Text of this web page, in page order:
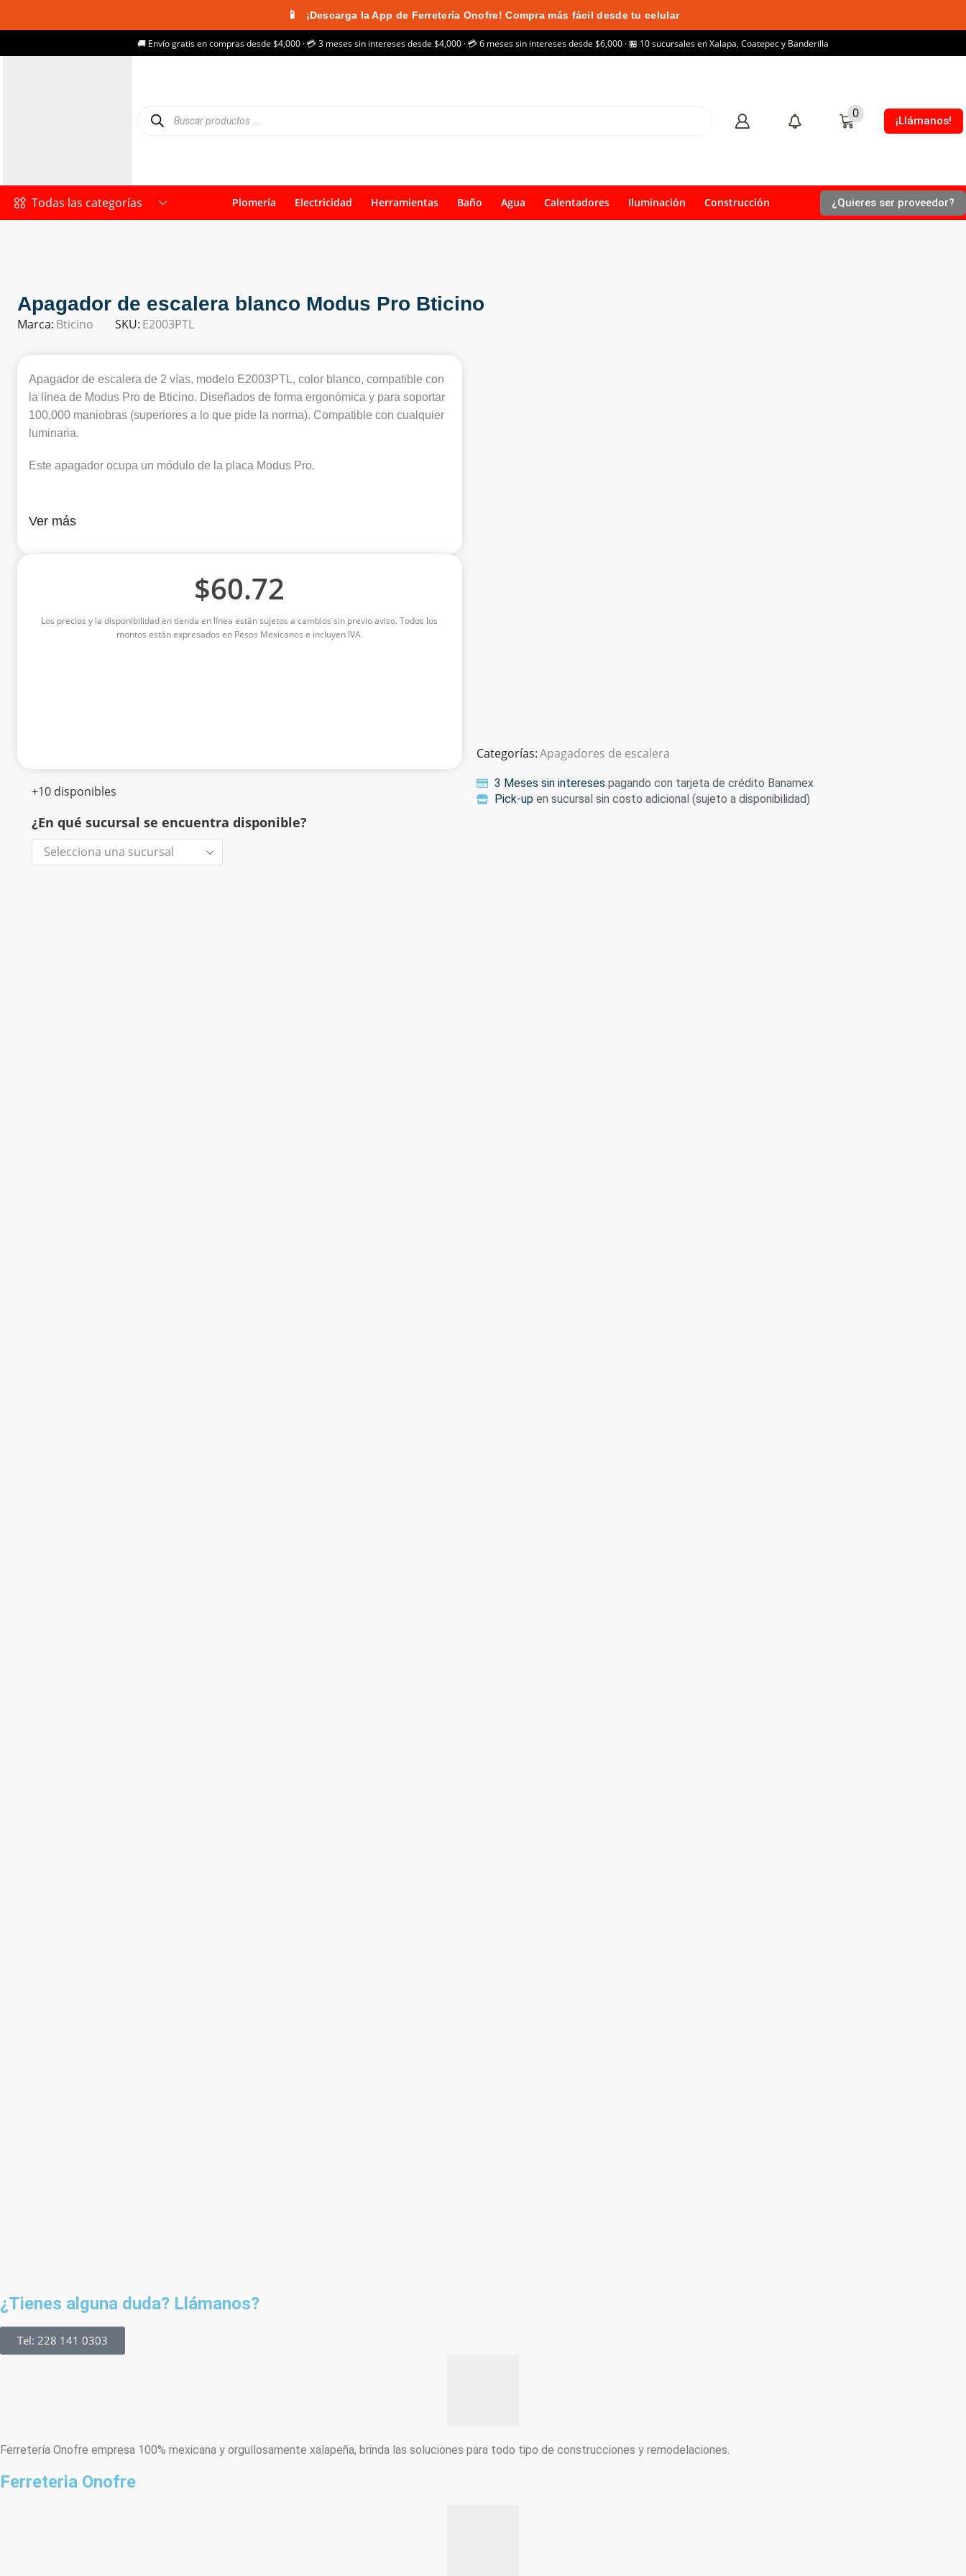
📱 ¡Descarga la App de Ferretería Onofre! Compra más fácil desde tu celular
🚚 Envío gratis en compras desde $4,000 · 💳 3 meses sin intereses desde $4,000 · 💳 6 meses sin intereses desde $6,000 · 🏪 10 sucursales en Xalapa, Coatepec y Banderilla
0 ¡Llámanos!
Todas las categorías Plomería Electricidad Herramientas Baño Agua Calentadores Iluminación Construcción ¿Quieres ser proveedor?
Apagador de escalera blanco Modus Pro Bticino
Marca: Bticino SKU: E2003PTL
Apagador de escalera de 2 vías, modelo E2003PTL, color blanco, compatible con
la línea de Modus Pro de Bticino. Diseñados de forma ergonómica y para soportar
100,000 maniobras (superiores a lo que pide la norma). Compatible con cualquier
luminaria.
Este apagador ocupa un módulo de la placa Modus Pro.
Ver más
$60.72
Los precios y la disponibilidad en tienda en línea están sujetos a cambios sin previo aviso. Todos los
montos están expresados en Pesos Mexicanos e incluyen IVA.
+10 disponibles
¿En qué sucursal se encuentra disponible?
Categorías:Apagadores de escalera
3 Meses sin intereses pagando con tarjeta de crédito Banamex
Pick-upen sucursal sin costo adicional (sujeto a disponibilidad)
¿Tienes alguna duda? Llámanos?
Tel: 228 141 0303
Ferretería Onofre empresa 100% mexicana y orgullosamente xalapeña, brinda las soluciones para todo tipo de construcciones y remodelaciones.
Ferreteria Onofre